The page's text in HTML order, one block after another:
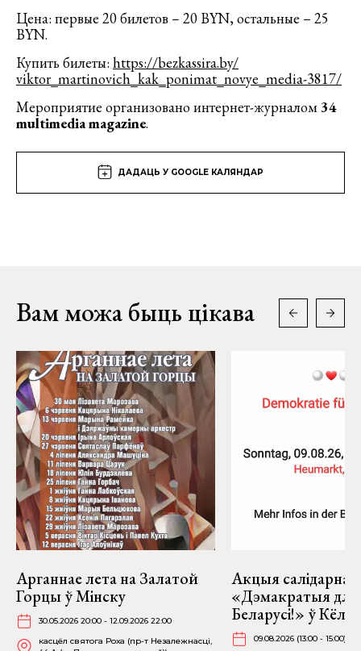
Цена: первые 20 билетов – 20 BYN, остальные – 25
BYN.
Купить билеты: https://bezkassira.by/
viktor_martinovich_kak_ponimat_novye_media-3817/
Мероприятие организовано интернет-журналом 34
multimedia magazine.
ДАДАЦЬ У GOOGLE КАЛЯНДАР
Вам можа быць цікава
Арганнае лета на Залатой
Горцы ў Мінску
30.05.2026 20:00 - 12.09.2026 22:00
касцёл святога Роха (пр-т Незалежнасці,
Акцыя
«Дэмакратыя для
Беларусі!» ў
09.08.2026 (13:00 - 15:00)